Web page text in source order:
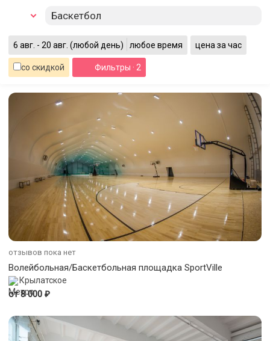
Баскетбол
6 авг. - 20 авг. (любой день) любое время цена за час
со скидкой Фильтры · 2
отзывов пока нет
Волейбольная/Баскетбольная площадка SportVille
Крылатское
от 8 000 ₽